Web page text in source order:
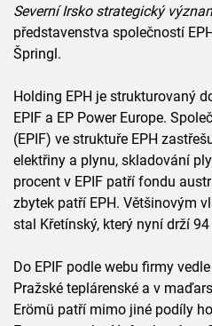
Severní Irsko strategický
představenstva společností
Špringl.
Holding EPH je strukturovaný
EPIF a EP Power Europe.
(EPIF) ve struktuře EPH
elektřiny a plynu, skladování
procent v EPIF patří fondu
zbytek patří EPH. Většinovým
stal Křetínský, který nyní drží
Do EPIF podle webu firmy
Pražské teplárenské a v
Erömü patří mimo jiné podíly